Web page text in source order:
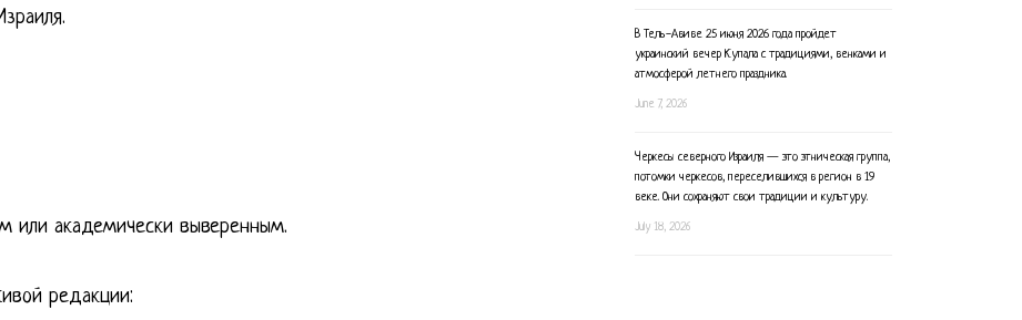
или академически выверенным.
редакции:
В Тель-Авиве 25 июня 2026 года пройдет
украинский вечер Купала с традициями, венками и
атмосферой летнего праздника.
June 7, 2026
Черкесы северного Израиля — это этническая группа,
потомки черкесов, переселившихся в регион в 19
веке. Они сохраняют свои традиции и культуру.
July 18, 2026